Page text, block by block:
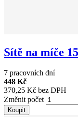
Sítě na míče
7 pracovních dní
448 Kč
370,25 Kč bez DPH
Změnit počet
Koupit